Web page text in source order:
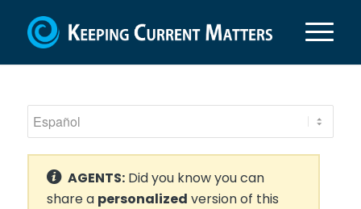
AGENTS:Did you know you can
share a personalized version of this